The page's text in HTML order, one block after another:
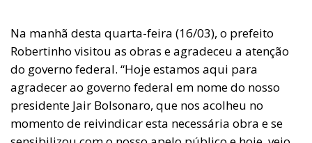
Na manhã desta quarta-feira (16/03), o prefeito
Robertinho visitou as obras e agradeceu a atenção
do governo federal. “Hoje estamos aqui para
agradecer ao governo federal em nome do nosso
presidente Jair Bolsonaro, que nos acolheu no
momento de reivindicar esta necessária obra e se